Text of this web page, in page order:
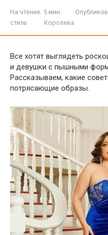
На чтение: 5 мин
стиль
Королева
Все хотят выглядеть
и девушки с пышными
Рассказываем, какие
потрясающие образы.